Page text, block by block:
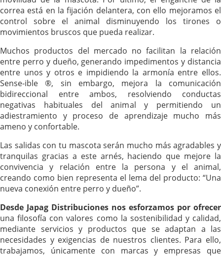
correa está en la fijación delantera, con ello mejoramos el
control sobre el animal disminuyendo los tirones o
movimientos bruscos que pueda realizar.
Muchos productos del mercado no facilitan la relación
entre perro y dueño, generando impedimentos y distancia
entre unos y otros e impidiendo la armonía entre ellos.
Sense-ible ®, sin embargo, mejora la comunicación
bidireccional entre ambos, resolviendo conductas
negativas habituales del animal y permitiendo un
adiestramiento y proceso de aprendizaje mucho más
ameno y confortable.
Las salidas con tu mascota serán mucho más agradables y
tranquilas gracias a este arnés, haciendo que mejore la
convivencia y relación entre la persona y el animal,
creando como bien representa el lema del producto: “Una
nueva conexión entre perro y dueño”.
Desde Japag Distribuciones nos esforzamos por ofrecer
una filosofía con valores como la sostenibilidad y calidad,
mediante servicios y productos que se adaptan a las
necesidades y exigencias de nuestros clientes. Para ello,
trabajamos, únicamente con marcas y empresas que